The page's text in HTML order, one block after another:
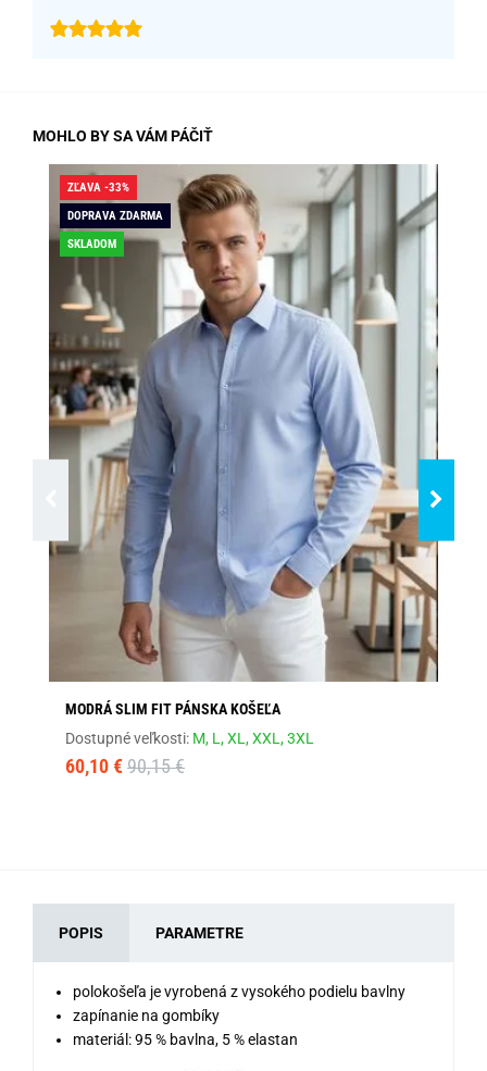
MOHLO BY SA VÁM PÁČIŤ
ZĽAVA -33%
DOPRAVA ZDARMA
SKLADOM
MODRÁ SLIM FIT PÁNSKA KOŠEĽA
Dostupné veľkosti: M, L,XL,XXL,3XL
60,10 € 90,15 €
POPIS PARAMETRE
polokošeľa je vyrobená z vysokého podielu bavlny
zapínanie na gombíky
materiál: 95 % bavlna, 5 % elastan